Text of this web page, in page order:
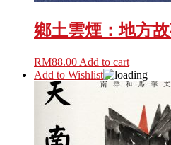
鄉土雲煙：地方
RM88.00 Add to cart
Add to Wishlist